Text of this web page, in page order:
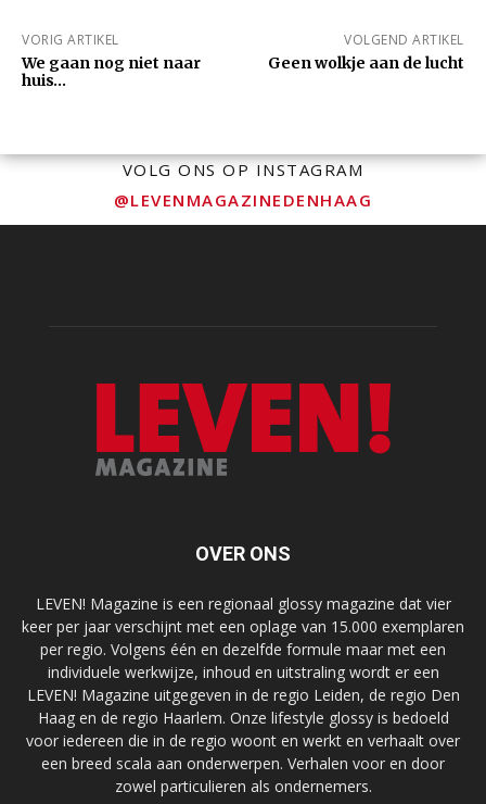
VORIG ARTIKEL
We gaan nog niet naar
huis…
VOLGEND ARTIKEL
Geen wolkje aan de lucht
VOLG ONS OP INSTAGRAM
@LEVENMAGAZINEDENHAAG
OVER ONS
LEVEN! Magazine is een regionaal glossy magazine dat vier
keer per jaar verschijnt met een oplage van 15.000 exemplaren
per regio. Volgens één en dezelfde formule maar met een
individuele werkwijze, inhoud en uitstraling wordt er een
LEVEN! Magazine uitgegeven in de regio Leiden, de regio Den
Haag en de regio Haarlem. Onze lifestyle glossy is bedoeld
voor iedereen die in de regio woont en werkt en verhaalt over
een breed scala aan onderwerpen. Verhalen voor en door
zowel particulieren als ondernemers.